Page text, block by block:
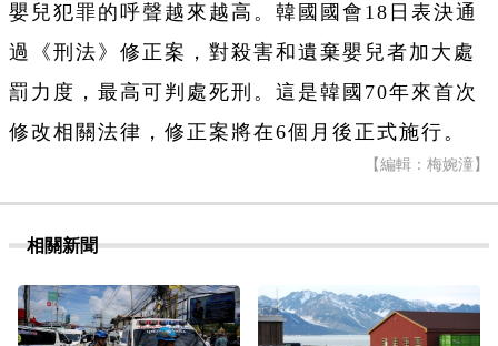
嬰兒犯罪的呼聲越來越高。韓國國會18日表決通
過《刑法》修正案，對殺害和遺棄嬰兒者加大處
罰力度，最高可判處死刑。這是韓國70年來首次
修改相關法律，修正案將在6個月後正式施行。
【編輯：梅婉潼】
相關新聞